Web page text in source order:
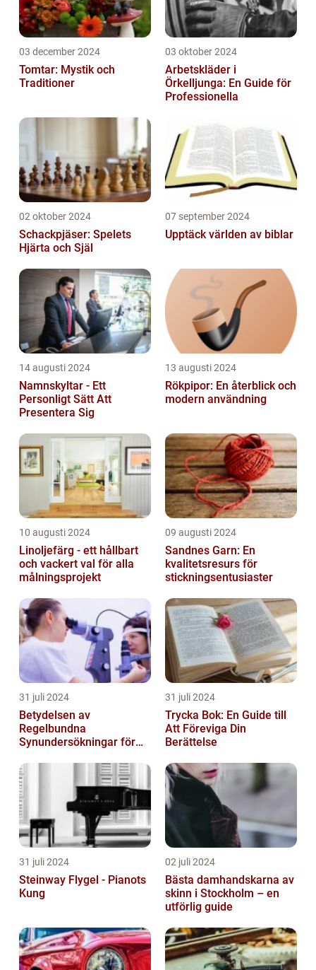
03 december 2024
Tomtar: Mystik och
Traditioner
03 oktober 2024
Arbetskläder i
Örkelljunga: En Guide för
Professionella
02 oktober 2024
Schackpjäser: Spelets
Hjärta och Själ
07 september 2024
Upptäck världen av biblar
14 augusti 2024
Namnskyltar - Ett
Personligt Sätt Att
Presentera Sig
13 augusti 2024
Rökpipor: En återblick och
modern användning
10 augusti 2024
Linoljefärg - ett hållbart
och vackert val för alla
målningsprojekt
09 augusti 2024
Sandnes Garn: En
kvalitetsresurs för
stickningsentusiaster
31 juli 2024
Betydelsen av
Regelbundna
Synundersökningar för
31 juli 2024
Trycka Bok: En Guide till
Att Föreviga Din
Berättelse
31 juli 2024
Steinway Flygel - Pianots
Kung
02 juli 2024
Bästa damhandskarna av
skinn i Stockholm – en
utförlig guide